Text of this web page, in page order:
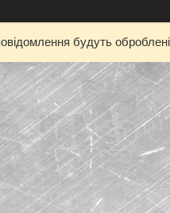
будуть